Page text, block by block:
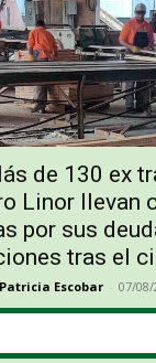
de 130 ex
Linor llevan
por sus
tras el
Patricia Escobar - 07/08/